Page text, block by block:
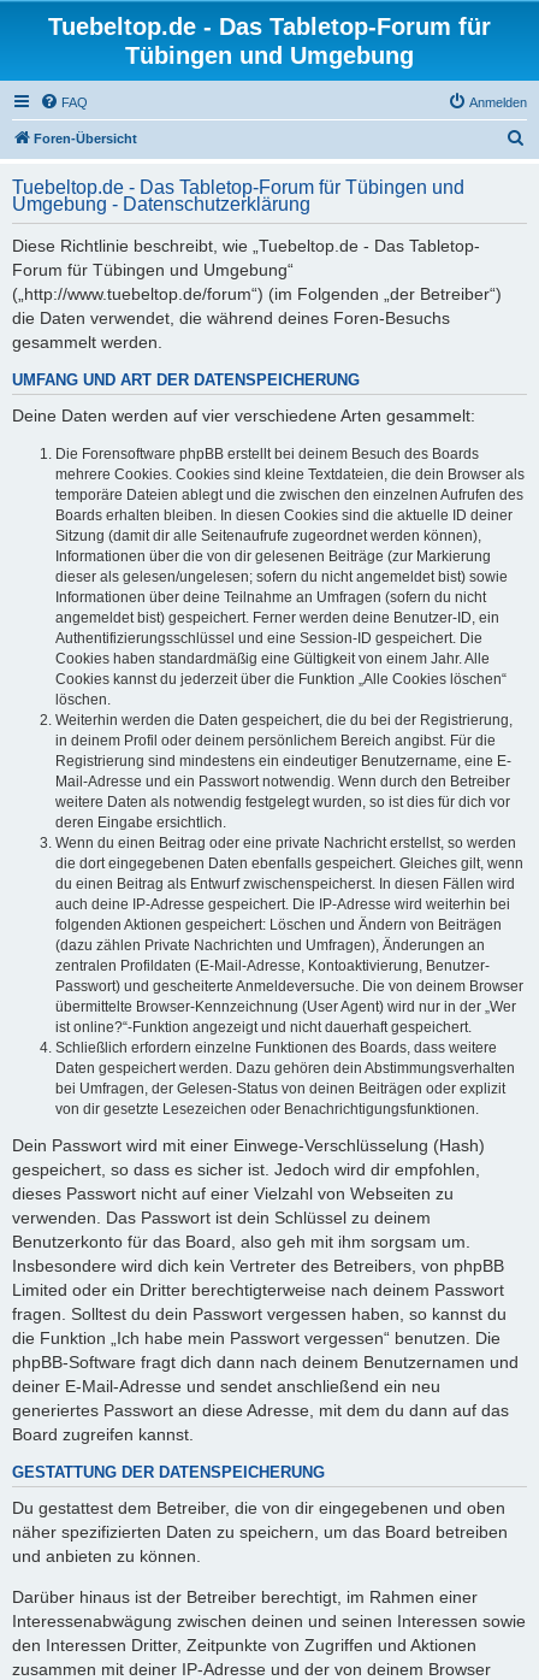
Tuebeltop.de - Das Tabletop-Forum für
Tübingen und Umgebung
FAQ Anmelden
Foren-Übersicht
h
Tuebeltop.de - Das Tabletop-Forum für Tübingen und
Umgebung - Datenschutzerklärung
Diese Richtlinie beschreibt, wie „Tuebeltop.de - Das Tabletop-
Forum für Tübingen und Umgebung“
(„http://www.tuebeltop.de/forum“) (im Folgenden „der Betreiber“)
die Daten verwendet, die während deines Foren-Besuchs
gesammelt werden.
UMFANG UND ART DER DATENSPEICHERUNG
Deine Daten werden auf vier verschiedene Arten gesammelt:
Die Forensoftware phpBB erstellt bei deinem Besuch des Boards
mehrere Cookies. Cookies sind kleine Textdateien, die dein Browser als
temporäre Dateien ablegt und die zwischen den einzelnen Aufrufen des
Boards erhalten bleiben. In diesen Cookies sind die aktuelle ID deiner
Sitzung (damit dir alle Seitenaufrufe zugeordnet werden können),
Informationen über die von dir gelesenen Beiträge (zur Markierung
dieser als gelesen/ungelesen; sofern du nicht angemeldet bist) sowie
Informationen über deine Teilnahme an Umfragen (sofern du nicht
angemeldet bist) gespeichert. Ferner werden deine Benutzer-ID, ein
Authentifizierungsschlüssel und eine Session-ID gespeichert. Die
Cookies haben standardmäßig eine Gültigkeit von einem Jahr. Alle
Cookies kannst du jederzeit über die Funktion „Alle Cookies löschen“
löschen.
Weiterhin werden die Daten gespeichert, die du bei der Registrierung,
in deinem Profil oder deinem persönlichem Bereich angibst. Für die
Registrierung sind mindestens ein eindeutiger Benutzername, eine E-
Mail-Adresse und ein Passwort notwendig. Wenn durch den Betreiber
weitere Daten als notwendig festgelegt wurden, so ist dies für dich vor
deren Eingabe ersichtlich.
Wenn du einen Beitrag oder eine private Nachricht erstellst, so werden
die dort eingegebenen Daten ebenfalls gespeichert. Gleiches gilt, wenn
du einen Beitrag als Entwurf zwischenspeicherst. In diesen Fällen wird
auch deine IP-Adresse gespeichert. Die IP-Adresse wird weiterhin bei
folgenden Aktionen gespeichert: Löschen und Ändern von Beiträgen
(dazu zählen Private Nachrichten und Umfragen), Änderungen an
zentralen Profildaten (E-Mail-Adresse, Kontoaktivierung, Benutzer-
Passwort) und gescheiterte Anmeldeversuche. Die von deinem Browser
übermittelte Browser-Kennzeichnung (User Agent) wird nur in der „Wer
ist online?“-Funktion angezeigt und nicht dauerhaft gespeichert.
Schließlich erfordern einzelne Funktionen des Boards, dass weitere
Daten gespeichert werden. Dazu gehören dein Abstimmungsverhalten
bei Umfragen, der Gelesen-Status von deinen Beiträgen oder explizit
von dir gesetzte Lesezeichen oder Benachrichtigungsfunktionen.
Dein Passwort wird mit einer Einwege-Verschlüsselung (Hash)
gespeichert, so dass es sicher ist. Jedoch wird dir empfohlen,
dieses Passwort nicht auf einer Vielzahl von Webseiten zu
verwenden. Das Passwort ist dein Schlüssel zu deinem
Benutzerkonto für das Board, also geh mit ihm sorgsam um.
Insbesondere wird dich kein Vertreter des Betreibers, von phpBB
Limited oder ein Dritter berechtigterweise nach deinem Passwort
fragen. Solltest du dein Passwort vergessen haben, so kannst du
die Funktion „Ich habe mein Passwort vergessen“ benutzen. Die
phpBB-Software fragt dich dann nach deinem Benutzernamen und
deiner E-Mail-Adresse und sendet anschließend ein neu
generiertes Passwort an diese Adresse, mit dem du dann auf das
Board zugreifen kannst.
GESTATTUNG DER DATENSPEICHERUNG
Du gestattest dem Betreiber, die von dir eingegebenen und oben
näher spezifizierten Daten zu speichern, um das Board betreiben
und anbieten zu können.
Darüber hinaus ist der Betreiber berechtigt, im Rahmen einer
Interessenabwägung zwischen deinen und seinen Interessen sowie
den Interessen Dritter, Zeitpunkte von Zugriffen und Aktionen
zusammen mit deiner IP-Adresse und der von deinem Browser